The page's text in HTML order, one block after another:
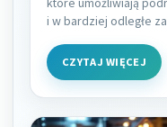
i w bardziej odległe
CZYTAJ WIĘCEJ